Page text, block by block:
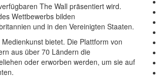
The Wall präsentiert wird.
Wettbewerbs bilden
und in den Vereinigten Staaten.
bietet. Die Plattform von
aus über 70 Ländern die
oder erworben werden, um sie auf